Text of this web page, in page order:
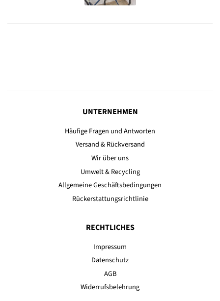
UNTERNEHMEN
Häufige Fragen und Antworten
Versand & Rückversand
Wir über uns
Umwelt & Recycling
Allgemeine Geschäftsbedingungen
Rückerstattungsrichtlinie
RECHTLICHES
Impressum
Datenschutz
AGB
Widerrufsbelehrung